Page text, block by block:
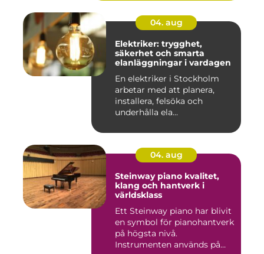
04. aug
Elektriker: trygghet,
säkerhet och smarta
elanläggningar i vardagen
En elektriker i Stockholm
arbetar med att planera,
installera, felsöka och
underhålla ela...
04. aug
Steinway piano kvalitet,
klang och hantverk i
världsklass
Ett Steinway piano har blivit
en symbol för pianohantverk
på högsta nivå.
Instrumenten används på